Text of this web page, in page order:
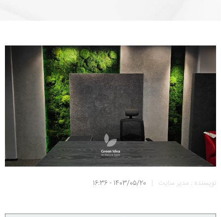
نویسنده : مدیر سایت |
1403/05/20 - 16:36